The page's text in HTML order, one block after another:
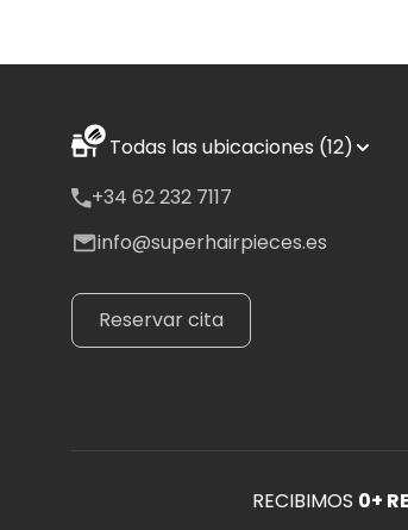
RECIBIMOS 0+
Todas las ubicaciones (12)
+34 62 232 7117
info@superhairpieces.es
Reservar cita